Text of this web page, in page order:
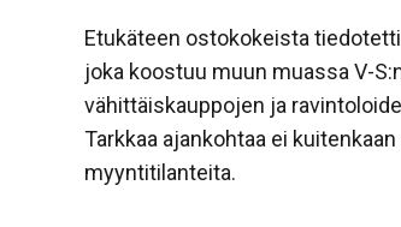
Etukäteen ostokokeista
joka koostuu muun muassa V-
vähittäiskauppojen ja
Tarkkaa ajankohtaa ei
myyntitilanteita.